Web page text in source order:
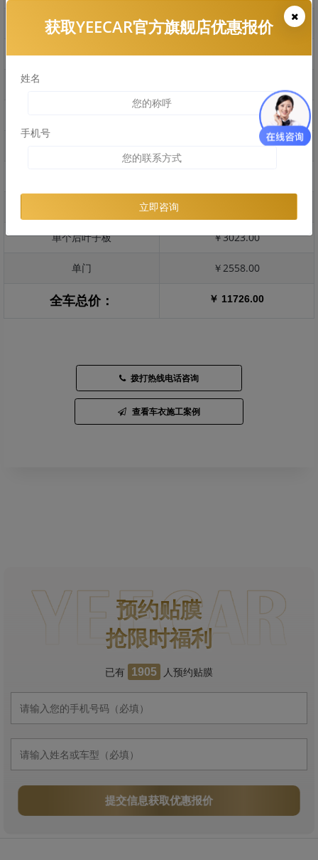
反光镜 ￥514.00
后保险杠 ￥2038.00
￥1144.00
￥1748.00
单个后叶子板 ￥3023.00
单门 ￥2558.00
全车总价： ￥ 11726.00
拨打热线电话咨询
查看车衣施工案例
预约贴膜
抢限时福利
已有 1905 人预约贴膜
提交信息获取优惠报价
获取YEECAR官方旗舰店优惠报价
姓名
手机号
立即咨询